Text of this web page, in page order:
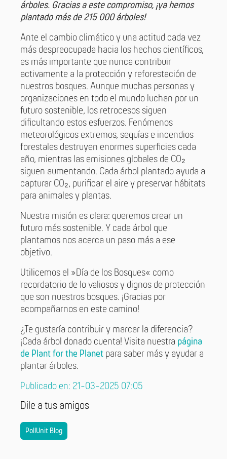
árboles. Gracias a este compromiso, ¡ya hemos
plantado más de 215 000 árboles!
Ante el cambio climático y una actitud cada vez
más despreocupada hacia los hechos científicos,
es más importante que nunca contribuir
activamente a la protección y reforestación de
nuestros bosques. Aunque muchas personas y
organizaciones en todo el mundo luchan por un
futuro sostenible, los retrocesos siguen
dificultando estos esfuerzos. Fenómenos
meteorológicos extremos, sequías e incendios
forestales destruyen enormes superficies cada
año, mientras las emisiones globales de CO₂
siguen aumentando. Cada árbol plantado ayuda a
capturar CO₂, purificar el aire y preservar hábitats
para animales y plantas.
Nuestra misión es clara: queremos crear un
futuro más sostenible. Y cada árbol que
plantamos nos acerca un paso más a ese
objetivo.
Utilicemos el »Día de los Bosques« como
recordatorio de lo valiosos y dignos de protección
que son nuestros bosques. ¡Gracias por
acompañarnos en este camino!
¿Te gustaría contribuir y marcar la diferencia?
¡Cada árbol donado cuenta! Visita nuestra página
de Plant for the Planet para saber más y ayudar a
plantar árboles.
Publicado en: 21-03-2025 07:05
Dile a tus amigos
PollUnit Blog